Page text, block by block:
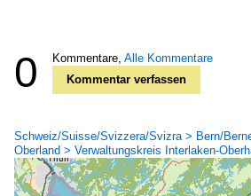
0 Kommentare, Alle Kommentare
Kommentar verfassen
Schweiz/Suisse/Svizzera/Svizra > Bern/
Oberland > Verwaltungskreis Interlaken-